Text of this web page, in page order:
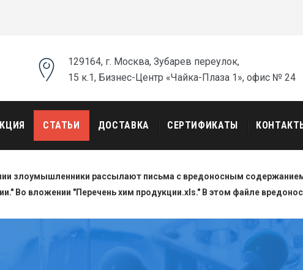
129164, г. Москва, Зубарев переулок,
15 к.1, Бизнес-Центр «Чайка-Плаза 1», офис № 24
СТАТЬИ ДОСТАВКА СЕРТИФИКАТЫ
злоумышленники рассылают письма с вредоносным
Во вложении "Перечень хим продукции.xls." В этом файле